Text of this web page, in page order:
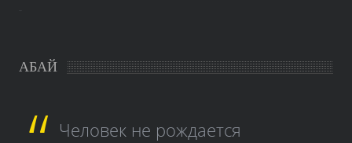
АБАЙ
Человек не рождается